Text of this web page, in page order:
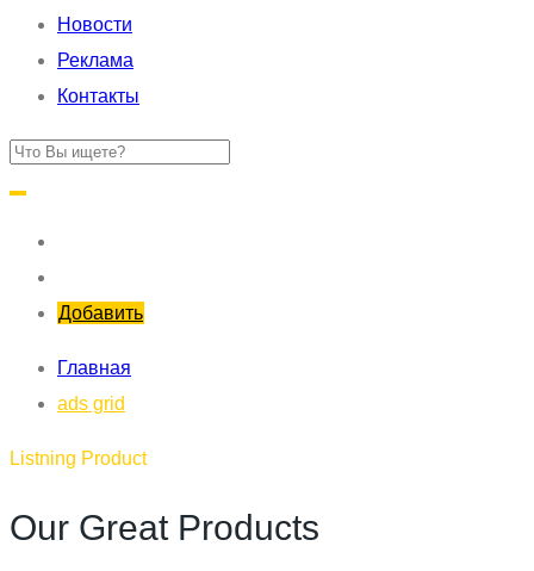
Новости
Реклама
Контакты
Добавить
Главная
ads grid
Listning Product
Our Great Products